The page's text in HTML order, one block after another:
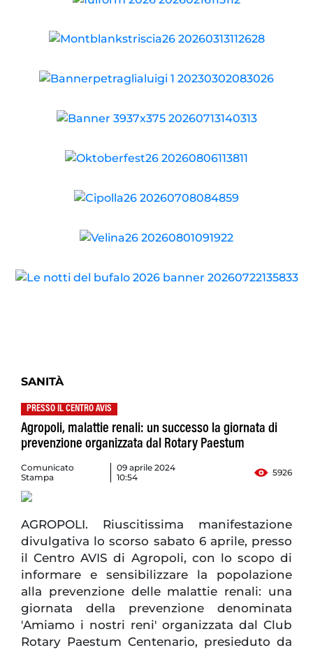
SANITÀ
PRESSO IL CENTRO AVIS
Agropoli, malattie renali: un successo la giornata di
prevenzione organizzata dal Rotary Paestum
Comunicato
Stampa
09 aprile 2024
10:54
5926
AGROPOLI. Riuscitissima manifestazione
divulgativa lo scorso sabato 6 aprile, presso
il Centro AVIS di Agropoli, con lo scopo di
informare e sensibilizzare la popolazione
alla prevenzione delle malattie renali: una
giornata della prevenzione denominata
'Amiamo i nostri reni' organizzata dal Club
Rotary Paestum Centenario, presieduto da